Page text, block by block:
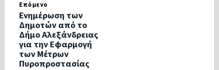
Επόμενο
Ενημέρωση των
Δημοτών από το
Δήμο Αλεξάνδρειας
για την Εφαρμογή
των Μέτρων
Πυροπροστασίας